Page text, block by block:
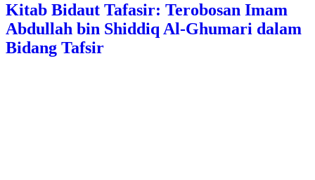
Kitab Bidaut Tafasir: Terobosan Imam
Abdullah bin Shiddiq Al-Ghumari dalam
Bidang Tafsir